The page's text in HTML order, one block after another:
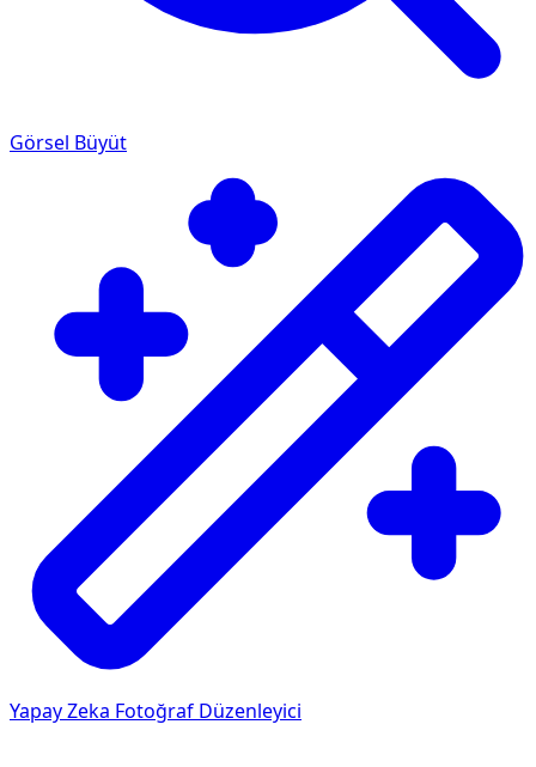
Görsel Büyüt
Yapay Zeka Fotoğraf Düzenleyici